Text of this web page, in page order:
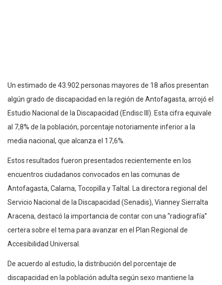
Un estimado de 43.902 personas mayores de 18 años presentan
algún grado de discapacidad en la región de Antofagasta, arrojó el
Estudio Nacional de la Discapacidad (Endisc III). Esta cifra equivale
al 7,8% de la población, porcentaje notoriamente inferior a la
media nacional, que alcanza el 17,6%.
Estos resultados fueron presentados recientemente en los
encuentros ciudadanos convocados en las comunas de
Antofagasta, Calama, Tocopilla y Taltal. La directora regional del
Servicio Nacional de la Discapacidad (Senadis), Vianney Sierralta
Aracena, destacó la importancia de contar con una “radiografía”
certera sobre el tema para avanzar en el Plan Regional de
Accesibilidad Universal.
De acuerdo al estudio, la distribución del porcentaje de
discapacidad en la población adulta según sexo mantiene la